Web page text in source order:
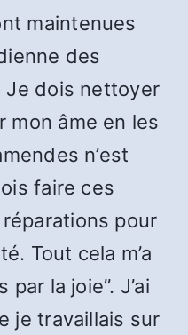
maintenues
des
Je dois nettoyer
mon âme en les
n’est
faire ces
pour
Tout cela m’a
par la joie”. J’ai
je travaillais sur